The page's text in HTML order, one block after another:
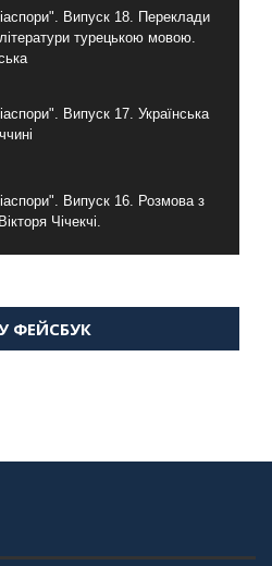
Випуск 18. Переклади
літератури турецькою мовою.
Випуск 17. Українська
Випуск 16. Розмова з
Чічекчі.
життя в Туреччині
Випуск 13. МУШ в
ФЕЙСБУК